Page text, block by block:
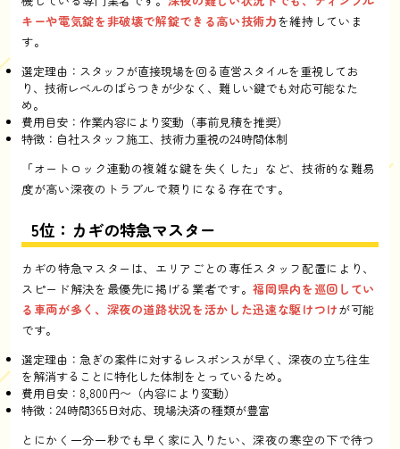
キーや電気錠を非破壊で解錠できる高い技術力を維持していま
す。
選定理由：スタッフが直接現場を回る直営スタイルを重視してお
り、技術レベルのばらつきが少なく、難しい鍵でも対応可能なた
め。
費用目安：作業内容により変動（事前見積を推奨）
特徴：自社スタッフ施工、技術力重視の24時間体制
「オートロック連動の複雑な鍵を失くした」など、技術的な難易
度が高い深夜のトラブルで頼りになる存在です。
5位：カギの特急マスター
カギの特急マスターは、エリアごとの専任スタッフ配置により、
スピード解決を最優先に掲げる業者です。福岡県内を巡回してい
る車両が多く、深夜の道路状況を活かした迅速な駆けつけが可能
です。
選定理由：急ぎの案件に対するレスポンスが早く、深夜の立ち往生
を解消することに特化した体制をとっているため。
費用目安：8,800円〜（内容により変動）
特徴：24時間365日対応、現場決済の種類が豊富
とにかく一分一秒でも早く家に入りたい、深夜の寒空の下で待つ